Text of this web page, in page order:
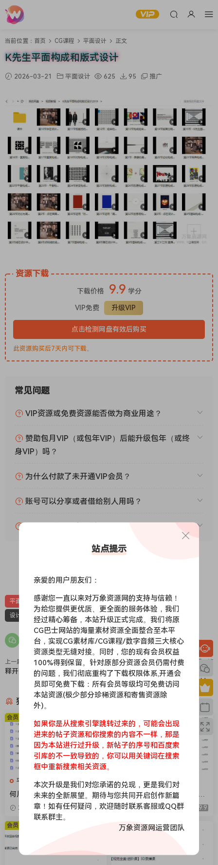
当前位置： 首页 CG课程 平面设计 正文
K先生平面构成和版式设计
2026-03-21 平面设计 625 95 推广
资源下载
下载价格 9.9 学分
VIP免费 升级VIP
点击检测网盘有效后购买
此资源购买后7天内可下载。
常见问题
VIP资源或免费资源能否做为商业用途？
赞助包月VIP（或包年VIP）后能升级包年（或终
身VIP）吗？
为什么付款了未开通VIP会员？
账号可以分享或者借给别人用吗？
平面设计 版式设计 版式设计教程 研习设K先生
设计.三大构成
上一篇
释开达基础人体结构绘画教程
下一篇
k先生趣味平面设计说明书（画质
高清有素材）
猜你喜欢
平面设计
何川藕片形衍九章平面构成设
计入门团练课2026【画质高清
有课件笔刷】
2026-06-14 9.9
会员免费
平面设计
无盐以兑平面设计零基础系统
课第2期2025【画质高清只有
2026-05-12 9.9
会员免费 会员免费
站点提示
亲爱的用户朋友们：
感谢您一直以来对万象资源网的支持与信赖！
为给您提供更优质、更全面的服务体验，我们
经过精心筹备，本站升级正式完成。我们将原
CG巴士网站的海量素材资源全面整合至本平
台，实现CG素材库/CG课程/数字音频三大核心
资源类型无缝对接。同时，您的现有会员权益
100%得到保留。针对原部分资源会员仍需付费
的问题，我们彻底重构了下载权限体系,开通会
员即可免费下载：所有会员等级均可免费访问
本站资源(极少部分珍稀资源和寄售资源除
外)。
如果你是从搜索引擎跳转过来的，可能会出现
进来的帖子资源和你搜索的内容不一样，那是
因为本站进行过升级，新帖子的序号和百度索
引库的不一致导致的，你可以用关键词在搜索
框中重新搜索相关资源。
本次升级是我们对您承诺的兑现，更是我们对
未来的全新展望。期待与您共同开启创作新篇
章！如有任何疑问，欢迎随时联系客服或QQ群
联系群主。
万象资源网运营团队